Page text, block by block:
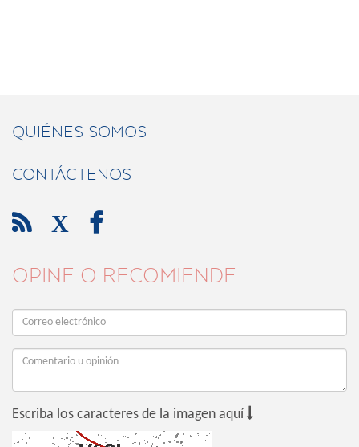
QUIÉNES SOMOS
CONTÁCTENOS
 X 
OPINE O RECOMIENDE
Escriba los caracteres de la imagen aquí 